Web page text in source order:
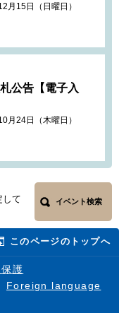
月15日（日曜日）
公告【電子入
月24日（木曜日）
して
イベント検索
このページのトップへ
護
Foreign language